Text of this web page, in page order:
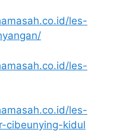
les-
les-
les-
cibeunying-kidul